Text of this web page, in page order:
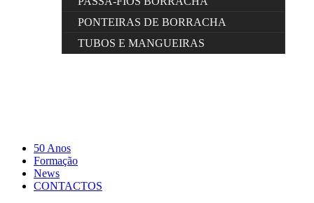
PONTEIRAS DE BORRACHA
TUBOS E MANGUEIRAS
50 Anos
Formação
News
CONTACTOS